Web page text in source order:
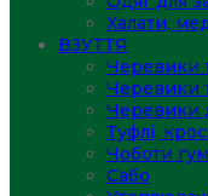
Халати,
ВЗУТТЯ
Черевики
Черевики
Черевики
Туфлі,
Чоботи
Сабо